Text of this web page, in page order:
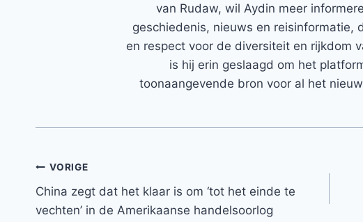
van Rudaw, wil Aydin meer
geschiedenis, nieuws en reisinformatie,
en respect voor de diversiteit en rijkdom
is hij erin geslaagd om het
toonaangevende bron voor al het
Bericht
navigatie
VORIGE
China zegt dat het klaar is om ‘tot het einde te
vechten’ in de Amerikaanse handelsoorlog